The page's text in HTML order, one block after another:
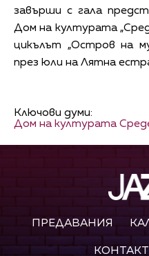
завърши с гала
Дом на културата
цикълът „Остров на
през юли на Лятна
Ключови думи:
Дом на културата
ПРЕДАВАНИЯ